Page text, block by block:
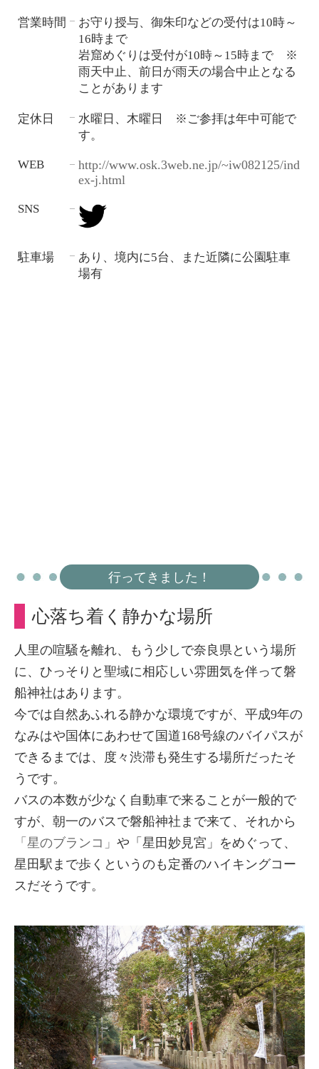
営業時間 ―
お守り授与、御朱印などの受付は10時～
16時まで
岩窟めぐりは受付が10時～15時まで ※
雨天中止、前日が雨天の場合中止となる
ことがあります
定休日 ―
水曜日、木曜日 ※ご参拝は年中可能で
す。
WEB ―
http://www.osk.3web.ne.jp/~iw082125/ind
ex-j.html
SNS ―
駐車場 ―
あり、境内に5台、また近隣に公園駐車
場有
行ってきました！
心落ち着く静かな場所
人里の喧騒を離れ、もう少しで奈良県という場所
に、ひっそりと聖域に相応しい雰囲気を伴って磐
船神社はあります。
今では自然あふれる静かな環境ですが、平成9年の
なみはや国体にあわせて国道168号線のバイパスが
できるまでは、度々渋滞も発生する場所だったそ
うです。
バスの本数が少なく自動車で来ることが一般的で
すが、朝一のバスで磐船神社まで来て、それから
「星のブランコ」 や「星田妙見宮」をめぐって、
星田駅まで歩くというのも定番のハイキングコー
スだそうです。